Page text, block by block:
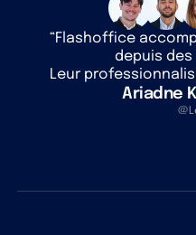
“Flashoffice
depuis
Leur
Ariadne